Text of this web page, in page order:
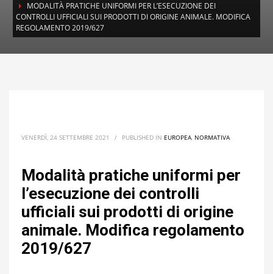
MODALITÀ PRATICHE UNIFORMI PER L’ESECUZIONE DEI
CONTROLLI UFFICIALI SUI PRODOTTI DI ORIGINE ANIMALE. MODIFICA
REGOLAMENTO 2019/627
VENERDÌ, 24 SETTEMBRE 2021 / PUBLISHED IN EUROPEA, NORMATIVA
Modalità pratiche uniformi per
l’esecuzione dei controlli
ufficiali sui prodotti di origine
animale. Modifica regolamento
2019/627